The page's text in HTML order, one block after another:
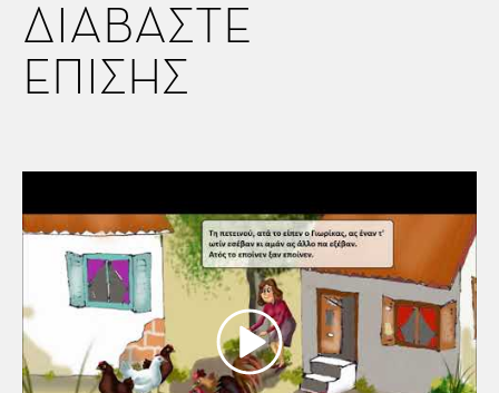
ΔΙΑΒΑΣΤΕ
ΕΠΙΣΗΣ